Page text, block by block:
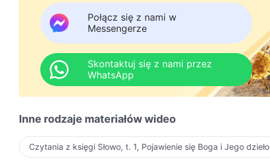
Połącz się z nami w
Messengerze
Skontaktuj się z nami przez
WhatsApp
Inne rodzaje materiałów wideo
Czytania z księgi Słowo, t. 1, Pojawienie się Boga i Jego dzieło